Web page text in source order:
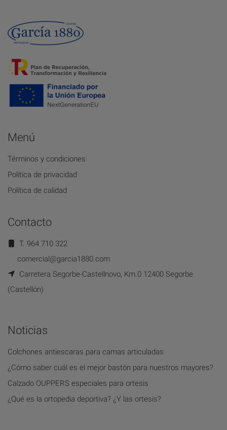
Menú
Términos y condiciones
Política de privacidad
Política de calidad
Contacto
T. 964 710 322
comercial@garcia1880.com
Carretera Segorbe-Castellnovo, Km.0 12400 Segorbe
(Castellón)
Noticias
Colchones antiescaras para camas articuladas
¿Cómo saber cuál es el mejor bastón para nuestros mayores?
Calzado OUPPERS especiales para ortesis
¿Qué es la ortopedia deportiva? ¿Y las ortesis?